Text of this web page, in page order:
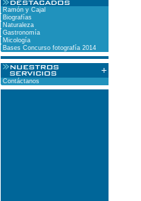
Ramón y Cajal
Biografías
Naturaleza
Gastronomía
Micología
Bases Concurso fotografía 2014
Contáctanos